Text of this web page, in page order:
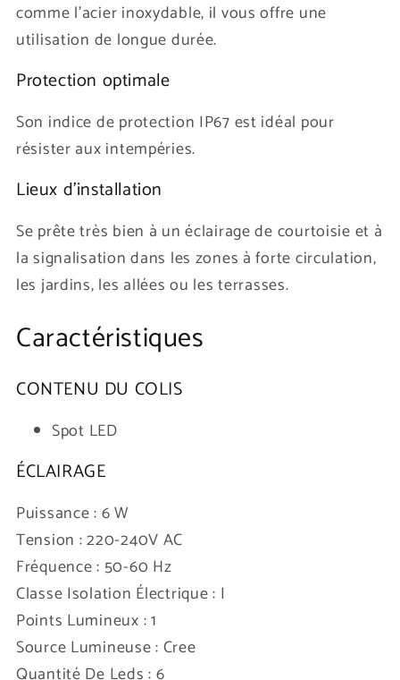
comme l'acier inoxydable, il vous offre une
utilisation de longue durée.
Protection optimale
Son indice de protection IP67 est idéal pour
résister aux intempéries.
Lieux d’installation
Se prête très bien à un éclairage de courtoisie et à
la signalisation dans les zones à forte circulation,
les jardins, les allées ou les terrasses.
Caractéristiques
CONTENU DU COLIS
Spot LED
ÉCLAIRAGE
Puissance : 6 W
Tension : 220-240V AC
Fréquence : 50-60 Hz
Classe Isolation Électrique : I
Points Lumineux : 1
Source Lumineuse : Cree
Quantité De Leds : 6